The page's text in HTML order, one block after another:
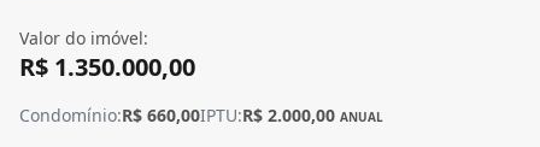
Valor do imóvel:
R$ 1.350.000,00
Condomínio:R$ 660,00IPTU:R$ 2.000,00 ANUAL